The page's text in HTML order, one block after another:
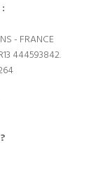
- FRANCE
444593842.